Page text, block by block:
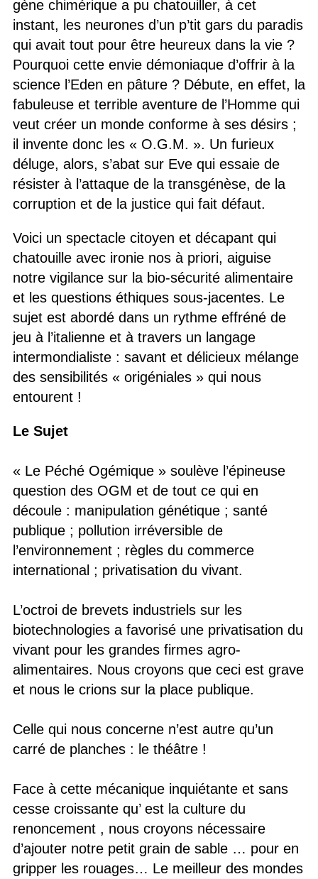
gène chimérique a pu chatouiller, à cet
instant, les neurones d’un p’tit gars du paradis
qui avait tout pour être heureux dans la vie ?
Pourquoi cette envie démoniaque d’offrir à la
science l’Eden en pâture ? Débute, en effet, la
fabuleuse et terrible aventure de l’Homme qui
veut créer un monde conforme à ses désirs ;
il invente donc les « O.G.M. ». Un furieux
déluge, alors, s’abat sur Eve qui essaie de
résister à l’attaque de la transgénèse, de la
corruption et de la justice qui fait défaut.
Voici un spectacle citoyen et décapant qui
chatouille avec ironie nos à priori, aiguise
notre vigilance sur la bio-sécurité alimentaire
et les questions éthiques sous-jacentes. Le
sujet est abordé dans un rythme effréné de
jeu à l’italienne et à travers un langage
intermondialiste : savant et délicieux mélange
des sensibilités « origéniales » qui nous
entourent !
Le Sujet
« Le Péché Ogémique » soulève l’épineuse
question des OGM et de tout ce qui en
découle : manipulation génétique ; santé
publique ; pollution irréversible de
l’environnement ; règles du commerce
international ; privatisation du vivant.
L’octroi de brevets industriels sur les
biotechnologies a favorisé une privatisation du
vivant pour les grandes firmes agro-
alimentaires. Nous croyons que ceci est grave
et nous le crions sur la place publique.
Celle qui nous concerne n’est autre qu’un
carré de planches : le théâtre !
Face à cette mécanique inquiétante et sans
cesse croissante qu’ est la culture du
renoncement , nous croyons nécessaire
d’ajouter notre petit grain de sable … pour en
gripper les rouages… Le meilleur des mondes